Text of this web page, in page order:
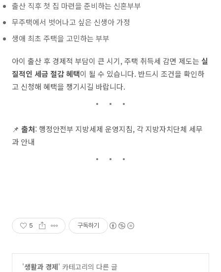
출산 직후 첫 집 마련을 준비하는 신혼부부
무주택에서 벗어나고 싶은 신생아 가정
생애 최초 주택을 고민하는 부부
아이 출산 후 경제적 부담이 큰 시기, 주택 취득세 감면 제도는 실
질적인 세금 절감 혜택이 될 수 있습니다. 반드시 조건을 확인하
고 신청해 혜택을 챙기시길 바랍니다.
📌 출처: 행정안전부 지방세제 운영지침, 각 지방자치단체 세무
과 안내
5 구독하기
'생활과 경제' 카테고리의 다른 글